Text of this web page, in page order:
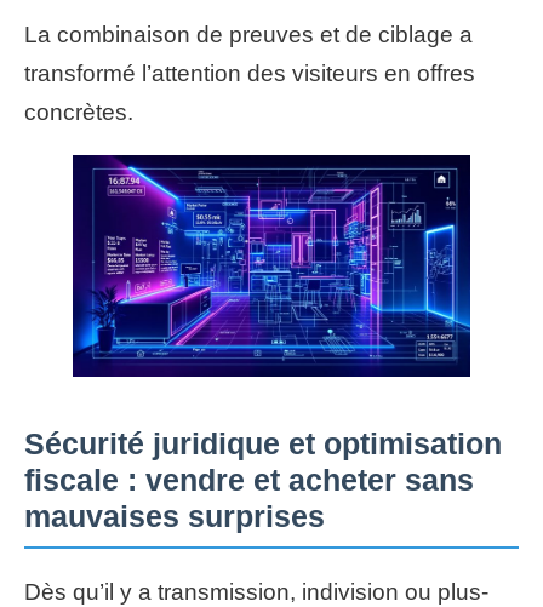
La combinaison de preuves et de ciblage a
transformé l’attention des visiteurs en offres
concrètes.
Sécurité juridique et optimisation
fiscale : vendre et acheter sans
mauvaises surprises
Dès qu’il y a transmission, indivision ou plus-